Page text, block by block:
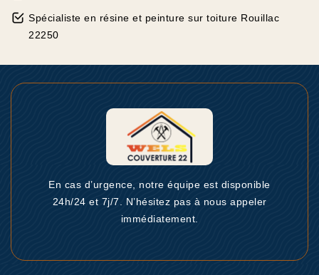
Spécialiste en résine et peinture sur toiture Rouillac
22250
En cas d’urgence, notre équipe est disponible
24h/24 et 7j/7. N’hésitez pas à nous appeler
immédiatement.